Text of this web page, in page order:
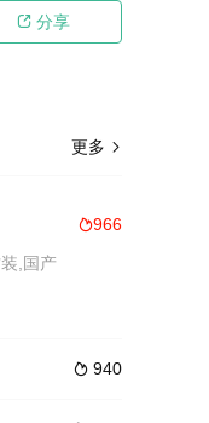
 分享
更多 
966
,国产
 940